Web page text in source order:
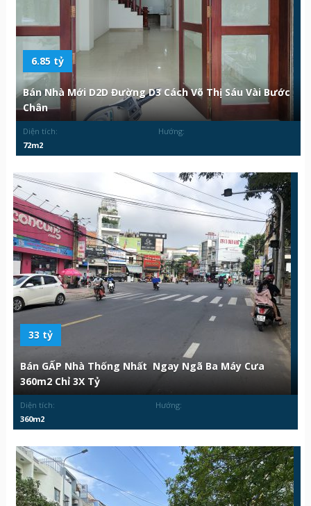
6.85 tỷ
Bán Nhà Mới D2D Đường D3 Cách Võ Thị Sáu Vài Bước
Chân
Diện tích:
72m2
Hướng:
33 tỷ
Bán GẤP Nhà Thống Nhất Ngay Ngã Ba Máy Cưa
360m2 Chỉ 3X Tỷ
Diện tích:
360m2
Hướng: